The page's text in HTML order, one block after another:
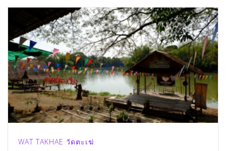
WAT TAKHAE วัดตะเฆ่